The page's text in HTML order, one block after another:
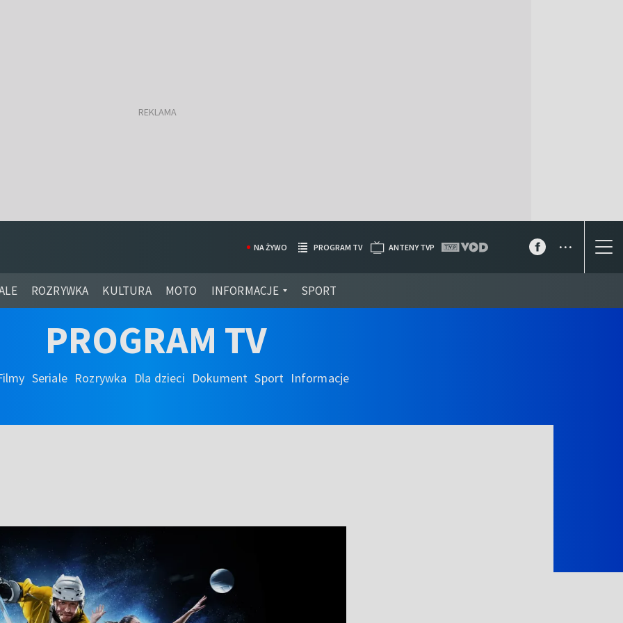
ROZRYWKA KULTURA MOTO INFORMACJE SPORT
NA ŻYWO PROGRAM TV ANTENY TVP ...
PROGRAM TV
Seriale Rozrywka Dla dzieci Dokument Sport Informacje